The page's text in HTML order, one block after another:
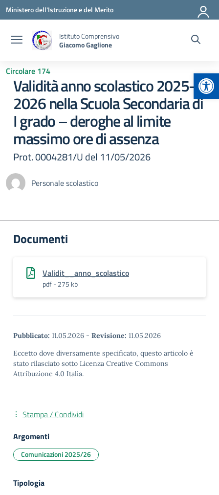
Vai ai contenuti
Vai al menu di navigazione
Vai al footer
Ministero dell'Istruzione e del Merito
Istituto Comprensivo
Giacomo Gaglione
Circolare 174
Validità anno scolastico 2025-
2026 nella Scuola Secondaria di
I grado – deroghe al limite
massimo ore di assenza
Prot. 0004281/U del 11/05/2026
Personale scolastico
Documenti
Validit__anno_scolastico
pdf - 275 kb
Pubblicato: 11.05.2026 - Revisione: 11.05.2026
Eccetto dove diversamente specificato, questo articolo è
stato rilasciato sotto Licenza Creative Commons
Attribuzione 4.0 Italia.
Stampa / Condividi
Argomenti
Comunicazioni 2025/26
Tipologia